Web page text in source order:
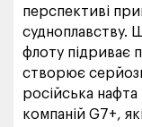
перспективі
судноплавству.
флоту підриває
створює
російська нафта
компаній G7+,